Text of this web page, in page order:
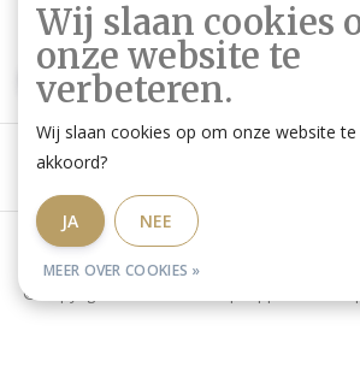
ABONNEER
Algemene voorwaarden
© Copyright 2026 - Ruitershop HippoStore.be |
Wij slaan cookies
onze website te
verbeteren.
Wij slaan cookies op om onze website
akkoord?
JA NEE
MEER OVER COOKIES »